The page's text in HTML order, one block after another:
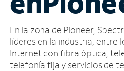
cuenta
Encuentra
una
tienda
En la zona de Pioneer,
líderes en la industria, entre
Internet con fibra óptica,
telefonía fija y servicios de